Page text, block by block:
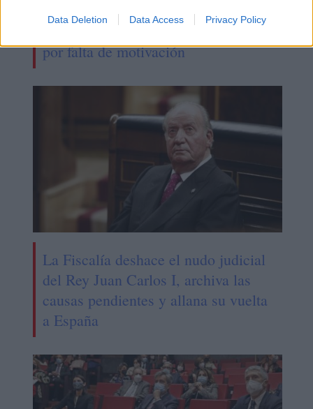
Data Deletion Data Access Privacy Policy
El Supremo tumba uno de los
nombramientos de Dolores Delgado
por falta de motivación
La Fiscalía deshace el nudo judicial
del Rey Juan Carlos I, archiva las
causas pendientes y allana su vuelta
a España